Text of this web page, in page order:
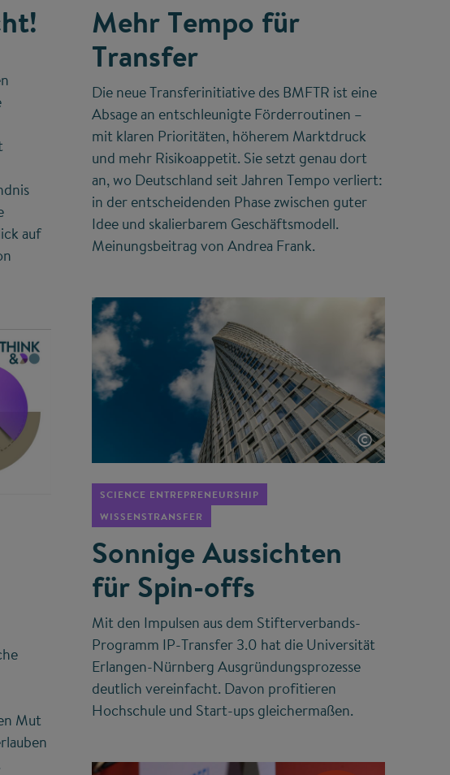
auf
Mehr Tempo für
Transfer
Die neue Transferinitiative des BMFTR ist eine
Absage an entschleunigte Förderroutinen –
mit klaren Prioritäten, höherem Marktdruck
und mehr Risikoappetit. Sie setzt genau dort
an, wo Deutschland seit Jahren Tempo verliert:
in der entscheidenden Phase zwischen guter
Idee und skalierbarem Geschäftsmodell.
Meinungsbeitrag von Andrea Frank.
Mut
©
SCIENCE ENTREPRENEURSHIP
WISSENSTRANSFER
Sonnige Aussichten
für Spin-offs
Mit den Impulsen aus dem Stifterverbands-
Programm IP-Transfer 3.0 hat die Universität
Erlangen-Nürnberg Ausgründungsprozesse
deutlich vereinfacht. Davon profitieren
Hochschule und Start-ups gleichermaßen.